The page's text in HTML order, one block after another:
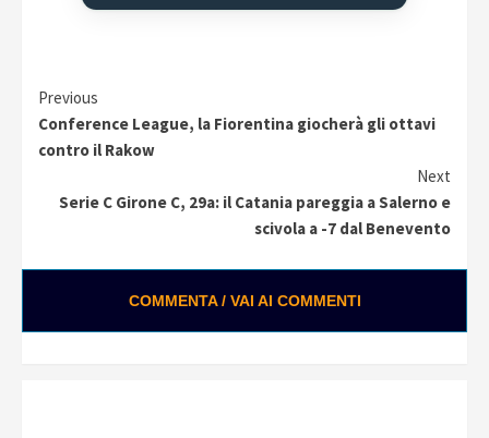
Continue
Reading
Previous
Conference League, la Fiorentina giocherà gli ottavi
contro il Rakow
Next
Serie C Girone C, 29a: il Catania pareggia a Salerno e
scivola a -7 dal Benevento
COMMENTA / VAI AI COMMENTI